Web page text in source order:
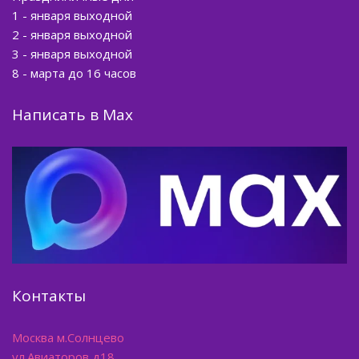
1 - января выходной
2 - января выходной
3 - января выходной
8 - марта до 16 часов
Написать в Мах
Контакты
Москва м.Солнцево